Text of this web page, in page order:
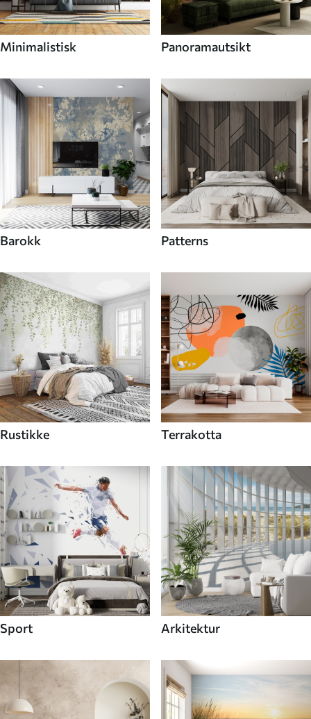
Minimalistisk Panoramautsikt
Barokk Patterns
Rustikke Terrakotta
Sport Arkitektur